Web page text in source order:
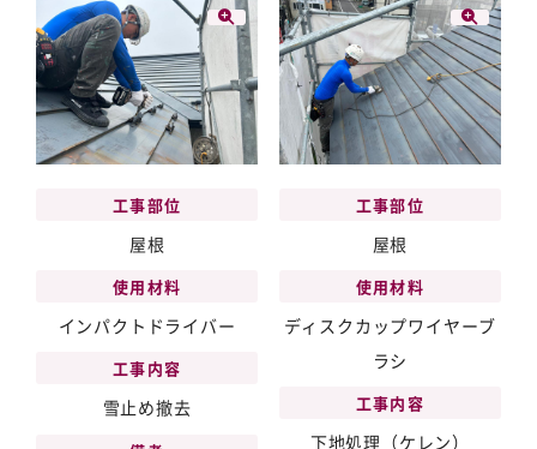
工事部位
屋根
使用材料
インパクトドライバー
工事内容
雪止め撤去
工事部位
屋根
使用材料
ディスクカップワイヤーブ
ラシ
工事内容
下地処理（ケレン）